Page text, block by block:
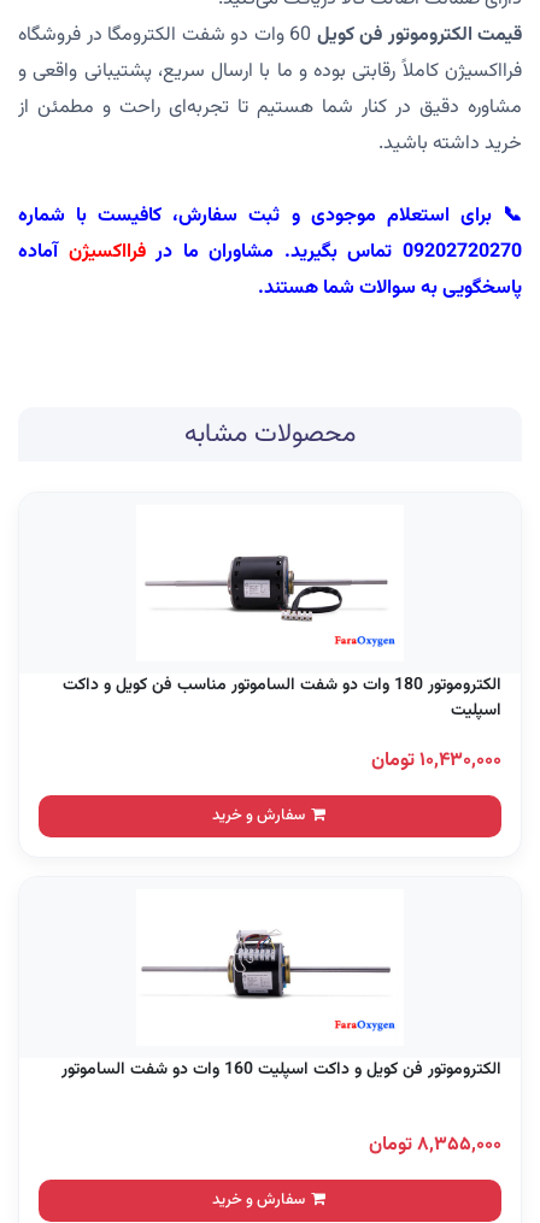
قیمت الکتروموتور فن کویل
60 وات دو شفت الکترومگا در فروشگاه
فرااکسیژن کاملاً رقابتی بوده و ما با ارسال سریع، پشتیبانی واقعی و
مشاوره دقیق در کنار شما هستیم تا تجربه‌ای راحت و مطمئن از
خرید داشته باشید.
📞 برای استعلام موجودی و ثبت سفارش، کافیست با شماره
09202720270 تماس بگیرید. مشاوران ما در
فرااکسیژنآماده
پاسخگویی به سوالات شما هستند.
محصولات مشابه
الکتروموتور 180 وات دو شفت الساموتور مناسب فن کویل و داکت
اسپلیت
۱۰,۴۳۰,۰۰۰ تومان
سفارش و خرید
الکتروموتور فن کویل و داکت اسپلیت 160 وات دو شفت الساموتور
۸,۳۵۵,۰۰۰ تومان
سفارش و خرید